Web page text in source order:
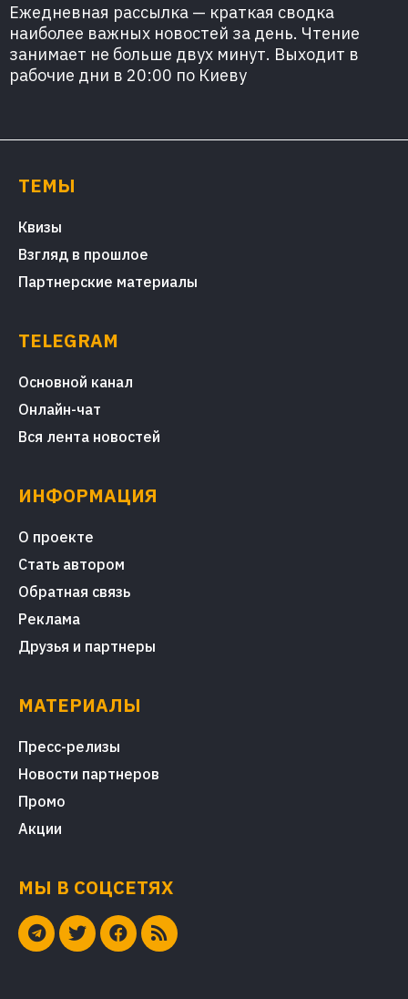
Ежедневная рассылка — краткая сводка
наиболее важных новостей за день. Чтение
занимает не больше двух минут. Выходит в
рабочие дни в 20:00 по Киеву
ТЕМЫ
Квизы
Взгляд в прошлое
Партнерские материалы
TELEGRAM
Основной канал
Онлайн-чат
Вся лента новостей
ИНФОРМАЦИЯ
О проекте
Стать автором
Обратная связь
Реклама
Друзья и партнеры
МАТЕРИАЛЫ
Пресс-релизы
Новости партнеров
Промо
Акции
МЫ В СОЦСЕТЯХ